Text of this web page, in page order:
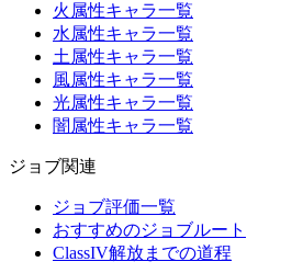
火属性キャラ一覧
水属性キャラ一覧
土属性キャラ一覧
風属性キャラ一覧
光属性キャラ一覧
闇属性キャラ一覧
ジョブ関連
ジョブ評価一覧
おすすめのジョブルート
ClassIV解放までの道程